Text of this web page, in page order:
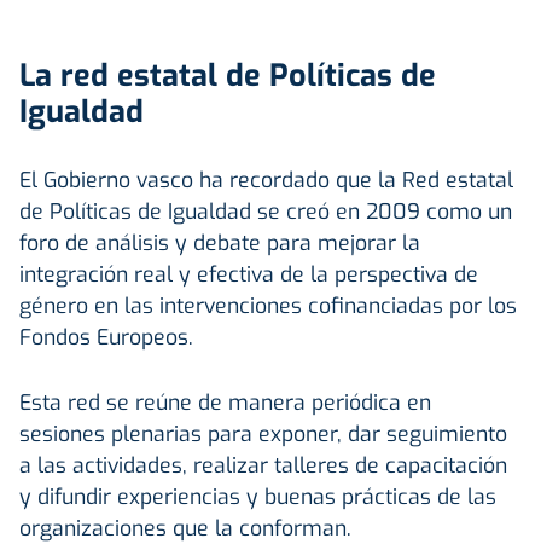
La red estatal de Políticas de
Igualdad
El Gobierno vasco ha recordado que la Red estatal
de Políticas de Igualdad se creó en 2009 como un
foro de análisis y debate para mejorar la
integración real y efectiva de la perspectiva de
género en las intervenciones cofinanciadas por los
Fondos Europeos.
Esta red se reúne de manera periódica en
sesiones plenarias para exponer, dar seguimiento
a las actividades, realizar talleres de capacitación
y difundir experiencias y buenas prácticas de las
organizaciones que la conforman.